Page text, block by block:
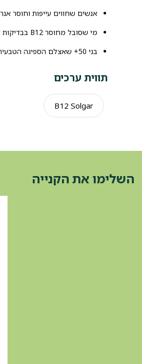
אנשים שחווים עייפות וחוסר
מי שסובל מחוסר B12 בבדיקות דם.
בני 50+ שאצלם הספיגה הטבעית יורדת עם השנים.
תווית ערכים
B12 Solgar
השלימו את הקנייה